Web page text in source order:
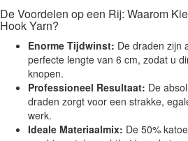
De Voordelen op een Rij: Waarom
Hook Yarn?
Enorme Tijdwinst: De draden zijn
perfecte lengte van 6 cm, zodat u
knopen.
Professioneel Resultaat: De
draden zorgt voor een strakke,
werk.
Ideale Materiaalmix: De 50%